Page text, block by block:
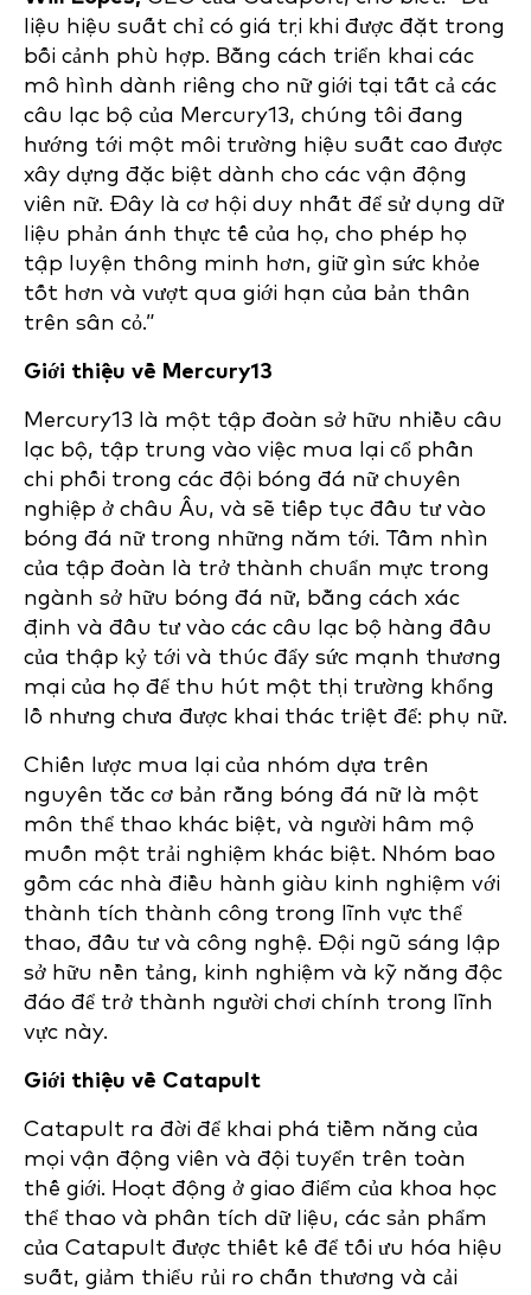
liệu hiệu suất chỉ có giá trị khi được đặt trong
bối cảnh phù hợp. Bằng cách triển khai các
mô hình dành riêng cho nữ giới tại tất cả các
câu lạc bộ của Mercury13, chúng tôi đang
hướng tới một môi trường hiệu suất cao được
xây dựng đặc biệt dành cho các vận động
viên nữ. Đây là cơ hội duy nhất để sử dụng dữ
liệu phản ánh thực tế của họ, cho phép họ
tập luyện thông minh hơn, giữ gìn sức khỏe
tốt hơn và vượt qua giới hạn của bản thân
trên sân cỏ.”
Giới thiệu về Mercury13
Mercury13 là một tập đoàn sở hữu nhiều câu
lạc bộ, tập trung vào việc mua lại cổ phần
chi phối trong các đội bóng đá nữ chuyên
nghiệp ở châu Âu, và sẽ tiếp tục đầu tư vào
bóng đá nữ trong những năm tới. Tầm nhìn
của tập đoàn là trở thành chuẩn mực trong
ngành sở hữu bóng đá nữ, bằng cách xác
định và đầu tư vào các câu lạc bộ hàng đầu
của thập kỷ tới và thúc đẩy sức mạnh thương
mại của họ để thu hút một thị trường khổng
lồ nhưng chưa được khai thác triệt để: phụ nữ.
Chiến lược mua lại của nhóm dựa trên
nguyên tắc cơ bản rằng bóng đá nữ là một
môn thể thao khác biệt, và người hâm mộ
muốn một trải nghiệm khác biệt. Nhóm bao
gồm các nhà điều hành giàu kinh nghiệm với
thành tích thành công trong lĩnh vực thể
thao, đầu tư và công nghệ. Đội ngũ sáng lập
sở hữu nền tảng, kinh nghiệm và kỹ năng độc
đáo để trở thành người chơi chính trong lĩnh
vực này.
Giới thiệu về Catapult
Catapult ra đời để khai phá tiềm năng của
mọi vận động viên và đội tuyển trên toàn
thế giới. Hoạt động ở giao điểm của khoa học
thể thao và phân tích dữ liệu, các sản phẩm
của Catapult được thiết kế để tối ưu hóa hiệu
suất, giảm thiểu rủi ro chấn thương và cải